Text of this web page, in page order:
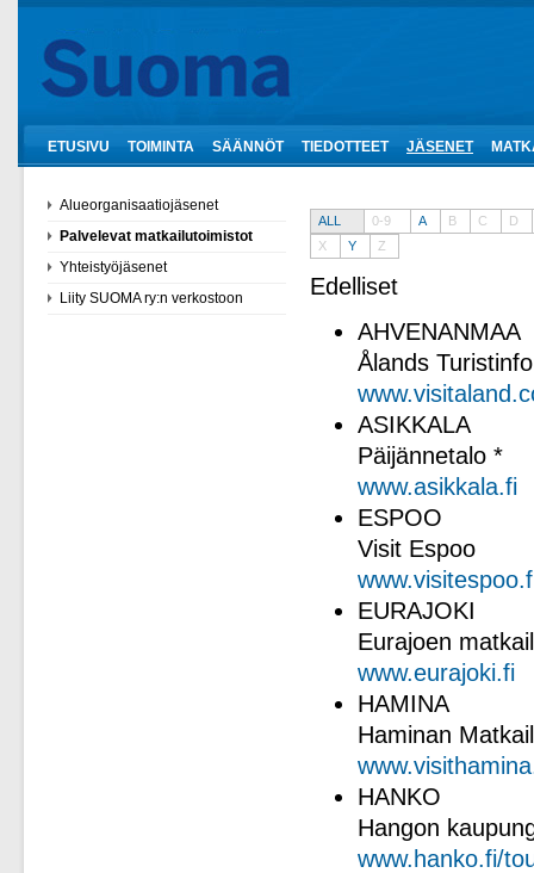
ETUSIVU TOIMINTA SÄÄNNÖT TIEDOTTEET JÄSENET
Alueorganisaatiojäsenet
Palvelevat matkailutoimistot
Yhteistyöjäsenet
Liity SUOMA ry:n verkostoon
ALL 0-9 A B C
D
X
Y Z
Edelliset
AHVENANMAA
Ålands
ASIKKALA
Päijännetalo *
www.asikkala.fi
ESPOO
Visit Espoo
EURAJOKI
Eurajoen
www.eurajoki.fi
HAMINA
Haminan
HANKO
Hangon
www.hanko.fi/